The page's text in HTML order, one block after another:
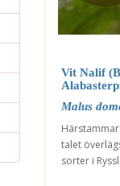
Vit Nalif
Malus
talet
sorter i